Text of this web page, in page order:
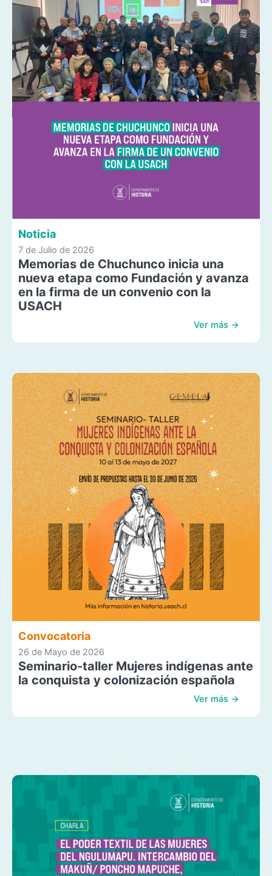
Noticia
7 de Julio de 2026
Memorias de Chuchunco inicia una
nueva etapa como Fundación y avanza
en la firma de un convenio con la
USACH
Ver más →
Convocatoria
26 de Mayo de 2026
Seminario-taller Mujeres indígenas ante
la conquista y colonización española
Ver más →